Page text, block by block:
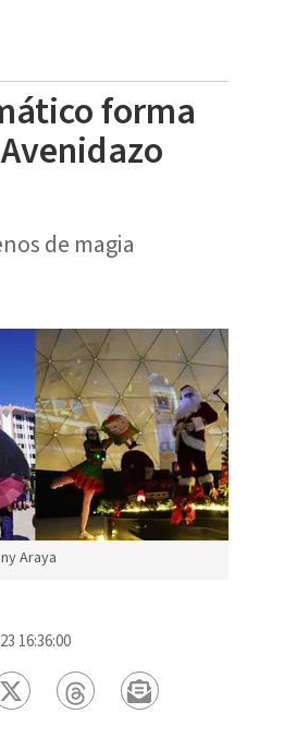
forma
de magia
Araya
16:36:00